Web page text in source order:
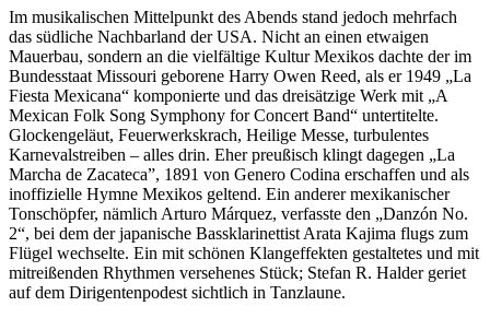
Im musikalischen Mittelpunkt des Abends stand jedoch mehrfach
das südliche Nachbarland der USA. Nicht an einen etwaigen
Mauerbau, sondern an die vielfältige Kultur Mexikos dachte der im
Bundesstaat Missouri geborene Harry Owen Reed, als er 1949 „La
Fiesta Mexicana“ komponierte und das dreisätzige Werk mit „A
Mexican Folk Song Symphony for Concert Band“ untertitelte.
Glockengeläut, Feuerwerkskrach, Heilige Messe, turbulentes
Karnevalstreiben – alles drin. Eher preußisch klingt dagegen „La
Marcha de Zacateca”, 1891 von Genero Codina erschaffen und als
inoffizielle Hymne Mexikos geltend. Ein anderer mexikanischer
Tonschöpfer, nämlich Arturo Márquez, verfasste den „Danzón No.
2“, bei dem der japanische Bassklarinettist Arata Kajima flugs zum
Flügel wechselte. Ein mit schönen Klangeffekten gestaltetes und mit
mitreißenden Rhythmen versehenes Stück; Stefan R. Halder geriet
auf dem Dirigentenpodest sichtlich in Tanzlaune.